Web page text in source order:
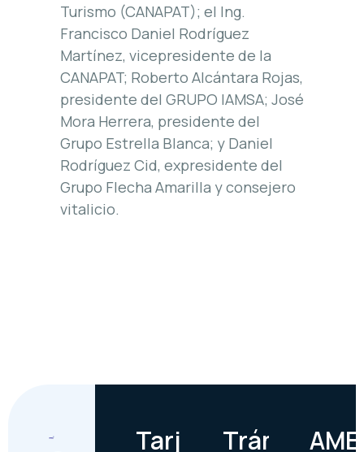
Turismo (CANAPAT); el Ing.
Francisco Daniel Rodríguez
Martínez, vicepresidente de la
CANAPAT; Roberto Alcántara Rojas,
presidente del GRUPO IAMSA; José
Mora Herrera, presidente del
Grupo Estrella Blanca; y Daniel
Rodríguez Cid, expresidente del
Grupo Flecha Amarilla y consejero
vitalicio.
TarjetasTrámites